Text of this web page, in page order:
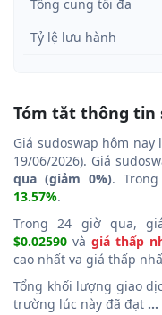
Tổng cung tối đa
Tỷ lệ lưu hành
Tóm tắt thông tin
Giá sudoswap hôm nay
19/06/2026). Giá
qua (giảm 0%).
13.57%.
Trong 24 giờ qua,
$0.02590 và giá thấp
cao nhất va giá thấp
Tổng khối lượng giao
trường lúc này đã đạt ...